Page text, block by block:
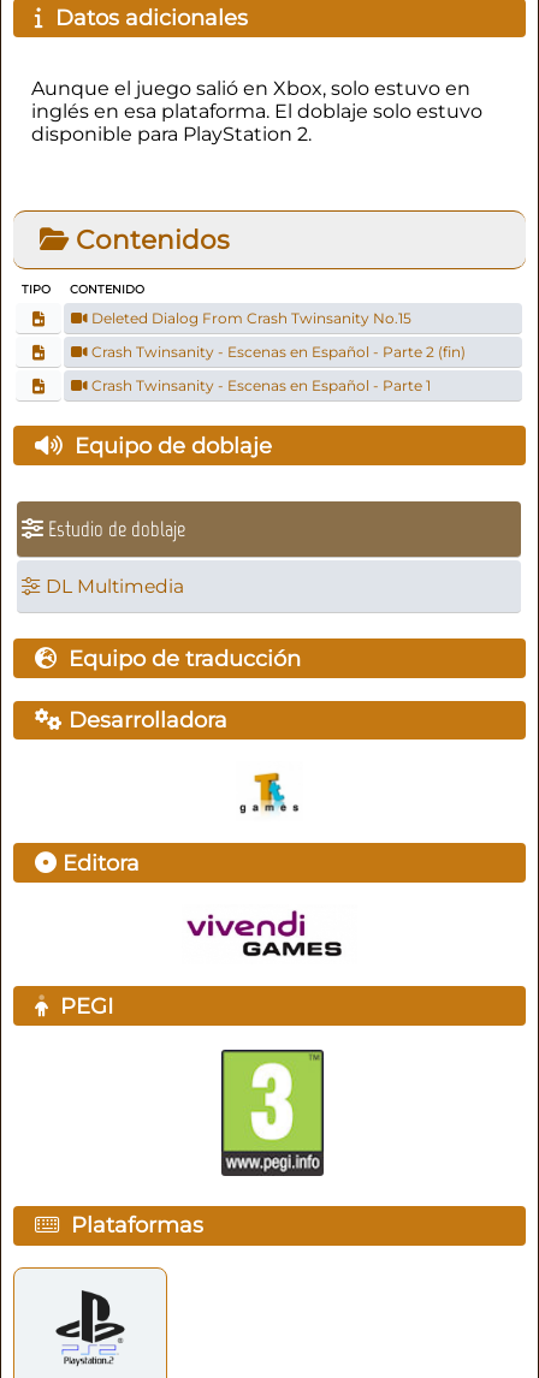
Datos adicionales
Aunque el juego salió en Xbox, solo estuvo en
inglés en esa plataforma. El doblaje solo estuvo
disponible para PlayStation 2.
Contenidos
TIPO CONTENIDO
Deleted Dialog From Crash Twinsanity No.15
Crash Twinsanity - Escenas en Español - Parte 2 (fin)
Crash Twinsanity - Escenas en Español - Parte 1
Equipo de doblaje
Estudio de doblaje
DL Multimedia
Equipo de traducción
Desarrolladora
Editora
PEGI
Plataformas